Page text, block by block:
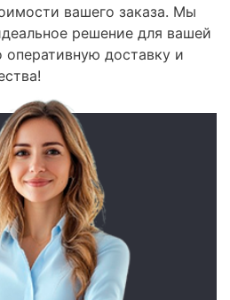
вашего заказа. Мы
решение для вашей
доставку и